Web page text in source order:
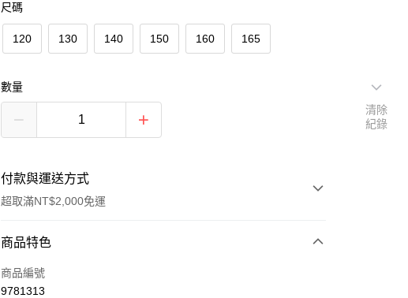
尺碼
120 130 140 150 160 165
數量
付款與運送方式
超取滿NT$2,000免運
付款方式
信用卡一次付款
商品特色
商品編號
9781313
清除
紀錄